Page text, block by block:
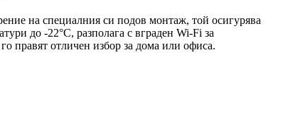
на специалния си подов монтаж, той осигурява
до -22°C, разполага с вграден Wi-Fi за
правят отличен избор за дома или офиса.